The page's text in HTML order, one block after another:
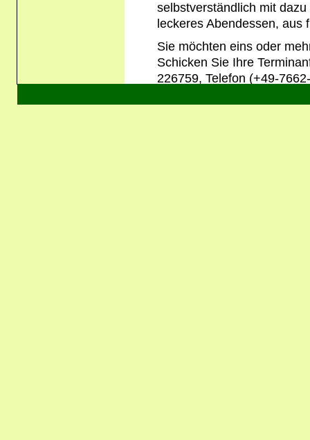
selbstverständlich mit
leckeres Abendessen,
Sie möchten eins oder
Schicken Sie Ihre
226759, Telefon (+49-